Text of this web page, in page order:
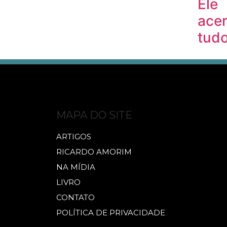
Ele
MAPA DO SITE
ARTIGOS
RICARDO AMORIM
NA MÍDIA
LIVRO
CONTATO
POLÍTICA DE PRIVACIDADE